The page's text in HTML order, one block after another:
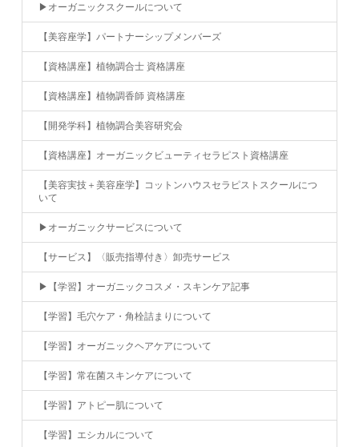
▶︎オーガニックスクールについて
【美容座学】パートナーシップメンバーズ
【資格講座】植物調合士 資格講座
【資格講座】植物調香師 資格講座
【開発学科】植物調合美容研究会
【資格講座】オーガニックビューティセラピスト資格講座
【美容実技＋美容座学】コットンハウスセラピストスクールにつ
いて
▶︎オーガニックサービスについて
【サービス】〈販売指導付き〉卸売サービス
▶︎【学習】オーガニックコスメ・スキンケア記事
【学習】毛穴ケア・角栓詰まりについて
【学習】オーガニックヘアケアについて
【学習】常在菌スキンケアについて
【学習】アトピー肌について
【学習】エシカルについて